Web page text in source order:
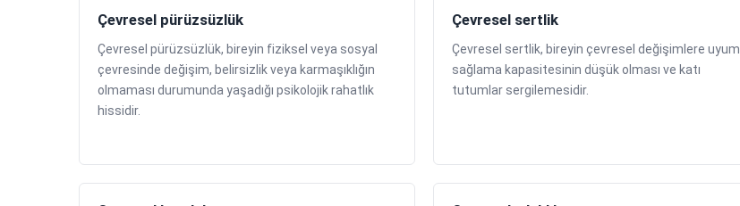
Çevresel pürüzsüzlük
Çevresel pürüzsüzlük, bireyin fiziksel veya sosyal
çevresinde değişim, belirsizlik veya karmaşıklığın
olmaması durumunda yaşadığı psikolojik rahatlık
hissidir.
Çevresel sertlik
Çevresel sertlik, bireyin çevresel değişimlere uyum
sağlama kapasitesinin düşük olması ve katı
tutumlar sergilemesidir.